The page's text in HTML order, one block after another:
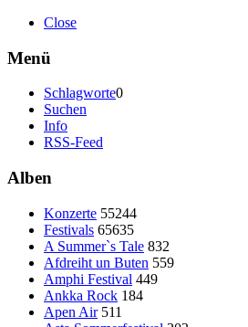
Close
Menü
Schlagworte0
Suchen
Info
RSS-Feed
Alben
Konzerte 55244
Festivals 65635
A Summer`s Tale 832
Afdreiht un Buten 559
Amphi Festival 449
Ankka Rock 184
Apen Air 511